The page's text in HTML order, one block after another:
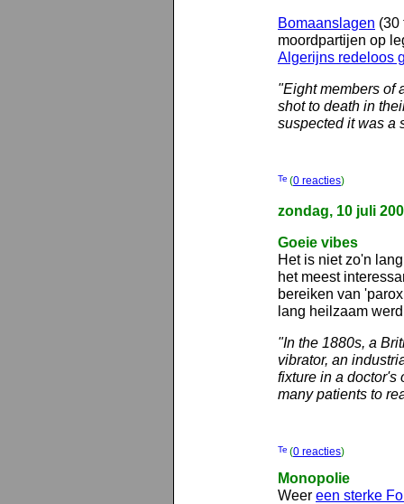
Bomaanslagen (30
moordpartijen op
Algerijns redeloos
"Eight members of
shot to death in
suspected it was a
(0 reacties)
zondag, 10 juli
Goeie vibes
Het is niet zo'n
het meest
bereiken van
lang heilzaam
"In the 1880s, a
vibrator, an
fixture in a doctor's
many patients to
(0 reacties)
Monopolie
Weer een sterke